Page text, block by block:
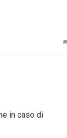
in caso di